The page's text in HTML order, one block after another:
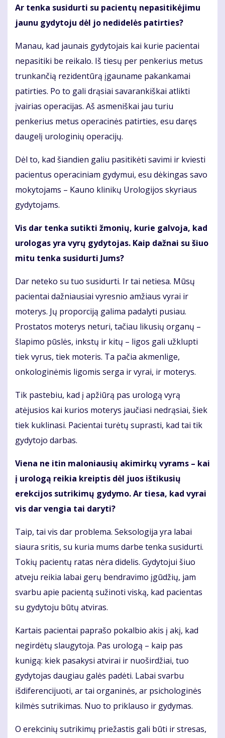
Ar tenka susidurti su pacientų nepasitikėjimu
jaunu gydytoju dėl jo nedidelės patirties?
Manau, kad jaunais gydytojais kai kurie pacientai
nepasitiki be reikalo. Iš tiesų per penkerius metus
trunkančią rezidentūrą įgauname pakankamai
patirties. Po to gali drąsiai savarankiškai atlikti
įvairias operacijas. Aš asmeniškai jau turiu
penkerius metus operacinės patirties, esu daręs
daugelį urologinių operacijų.
Dėl to, kad šiandien galiu pasitikėti savimi ir kviesti
pacientus operaciniam gydymui, esu dėkingas savo
mokytojams – Kauno klinikų Urologijos skyriaus
gydytojams.
Vis dar tenka sutikti žmonių, kurie galvoja, kad
urologas yra vyrų gydytojas. Kaip dažnai su šiuo
mitu tenka susidurti Jums?
Dar neteko su tuo susidurti. Ir tai netiesa. Mūsų
pacientai dažniausiai vyresnio amžiaus vyrai ir
moterys. Jų proporciją galima padalyti pusiau.
Prostatos moterys neturi, tačiau likusių organų –
šlapimo pūslės, inkstų ir kitų – ligos gali užklupti
tiek vyrus, tiek moteris. Ta pačia akmenlige,
onkologinėmis ligomis serga ir vyrai, ir moterys.
Tik pastebiu, kad į apžiūrą pas urologą vyrą
atėjusios kai kurios moterys jaučiasi nedrąsiai, šiek
tiek kuklinasi. Pacientai turėtų suprasti, kad tai tik
gydytojo darbas.
Viena ne itin maloniausių akimirkų vyrams – kai
į urologą reikia kreiptis dėl juos ištikusių
erekcijos sutrikimų gydymo. Ar tiesa, kad vyrai
vis dar vengia tai daryti?
Taip, tai vis dar problema. Seksologija yra labai
siaura sritis, su kuria mums darbe tenka susidurti.
Tokių pacientų ratas nėra didelis. Gydytojui šiuo
atveju reikia labai gerų bendravimo įgūdžių, jam
svarbu apie pacientą sužinoti viską, kad pacientas
su gydytoju būtų atviras.
Kartais pacientai paprašo pokalbio akis į akį, kad
negirdėtų slaugytoja. Pas urologą – kaip pas
kunigą: kiek pasakysi atvirai ir nuoširdžiai, tuo
gydytojas daugiau galės padėti. Labai svarbu
išdiferencijuoti, ar tai organinės, ar psichologinės
kilmės sutrikimas. Nuo to priklauso ir gydymas.
O erekcinių sutrikimų priežastis gali būti ir stresas,